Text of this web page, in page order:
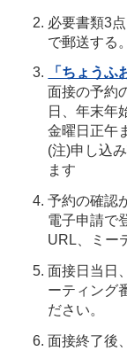
必要書類3
で郵送する。
「ちょうふ
面接の予約
日、年末年
金曜日正午
(注)申し込
ます
予約の確認
電子申請で
URL、ミー
面接日当日
ーティング
ださい。
面接終了後